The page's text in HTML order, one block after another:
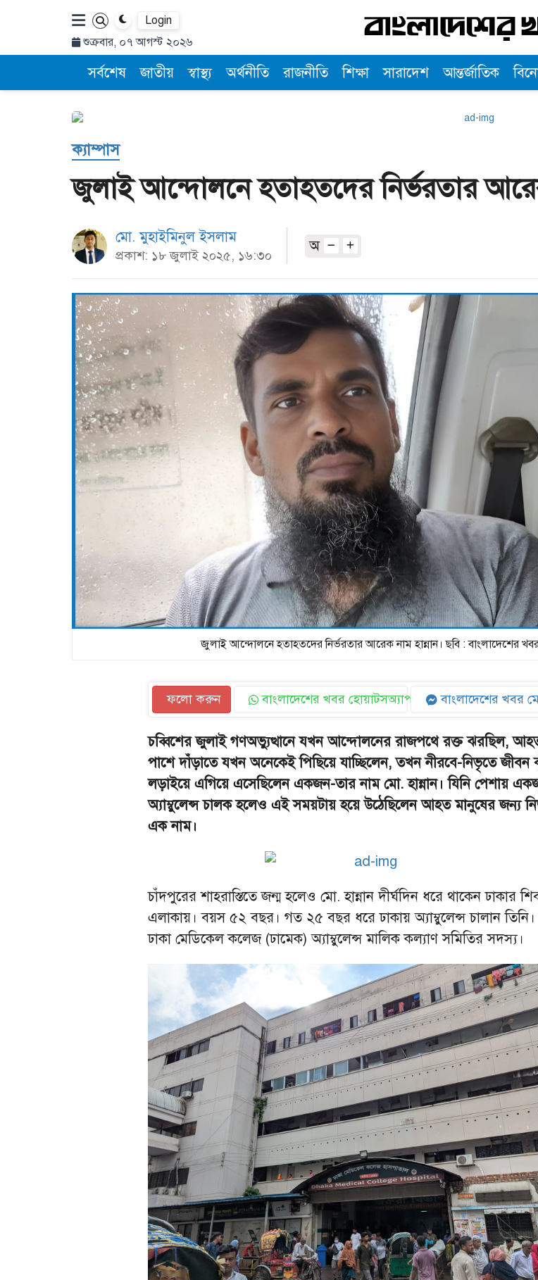
Login
শুক্রবার, ০৭ আগস্ট ২০২৬
সর্বশেষ জাতীয় স্বাস্থ্য অর্থনীতি রাজনীতি শিক্ষা সারাদেশ আন্তর্জাতিক
ক্যাম্পাস
জুলাই আন্দোলনে হতাহতদের নির্ভরতার
মো. মুহাইমিনুল ইসলাম
প্রকাশ: ১৮ জুলাই ২০২৫, ১৬:৩০
অ
জুলাই আন্দোলনে হতাহতদের নির্ভরতার আরেক নাম হান্নান। ছবি : বাংলাদেশের
ফলো করুন বাংলাদেশের খবর হোয়াটসঅ্যাপ বাংলাদেশের খবর
চব্বিশের জুলাই গণঅভ্যুত্থানে যখন আন্দোলনের রাজপথে রক্ত ঝরছিল,
পাশে দাঁড়াতে যখন অনেকেই পিছিয়ে যাচ্ছিলেন, তখন নীরবে-নিভৃতে জীবন
লড়াইয়ে এগিয়ে এসেছিলেন একজন-তার নাম মো. হান্নান। যিনি পেশায়
অ্যাম্বুলেন্স চালক হলেও এই সময়টায় হয়ে উঠেছিলেন আহত মানুষের জন্য
এক নাম।
চাঁদপুরের শাহরাস্তিতে জন্ম হলেও মো. হান্নান দীর্ঘদিন ধরে থাকেন ঢাকার
এলাকায়। বয়স ৫২ বছর। গত ২৫ বছর ধরে ঢাকায় অ্যাম্বুলেন্স চালান তিনি।
ঢাকা মেডিকেল কলেজ (ঢামেক) অ্যাম্বুলেন্স মালিক কল্যাণ সমিতির সদস্য।